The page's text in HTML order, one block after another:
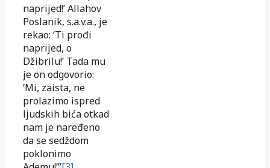
naprijed!’ Allahov
Poslanik, s.a.v.a., je
rekao: ‘Ti prođi
naprijed, o
Džibrilu!’ Tada mu
je on odgovorio:
‘Mi, zaista, ne
prolazimo ispred
ljudskih bića otkad
nam je naređeno
da se sedždom
poklonimo